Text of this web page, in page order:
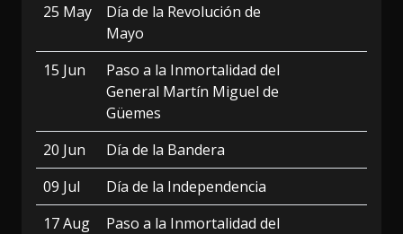
25 May
Día de la Revolución de
Mayo
15 Jun
Paso a la Inmortalidad del
General Martín Miguel de
Güemes
20 Jun
Día de la Bandera
09 Jul
Día de la Independencia
17 Aug
Paso a la Inmortalidad del